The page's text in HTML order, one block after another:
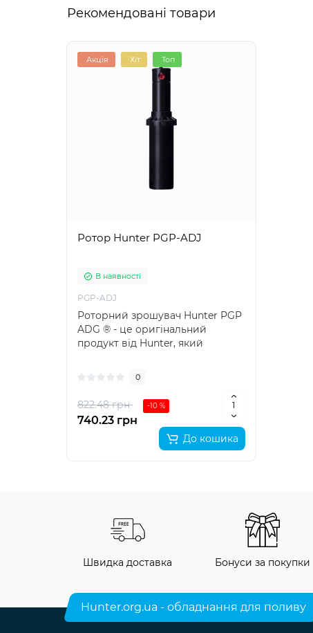
Рекомендовані товари
Акція Хіт Топ
Ротор Hunter PGP-ADJ
В наявності
PGP-ADJ
Роторний зрошувач Hunter PGP
ADG ® - це оригінальний
продукт від Hunter, який
0
822.48 грн -10 %
740.23 грн
До кошика
Швидка доставка Бонуси за покупки
Hunter.org.ua - обладнання для поливу